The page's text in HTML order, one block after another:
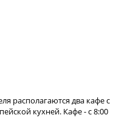
располагаются два кафе с
кухней. Кафе - с 8:00